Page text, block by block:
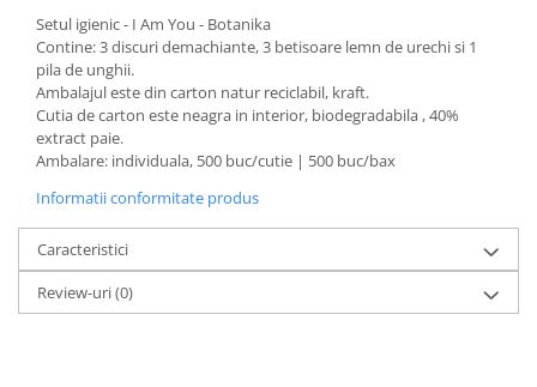
Crema de corp
Sampon si gel de dus
Sapun lichid
Sapun solid
Sapun spuma
Consumabile hartie
Acoperitori toaleta
Cearceaf hartie & cearceaf hartie
Setul igienic - I Am You - Botanika
Contine: 3 discuri demachiante, 3 betisoare lemn de urechi si 1
pila de unghii.
Ambalajul este din carton natur reciclabil, kraft.
Cutia de carton este neagra in interior, biodegradabila , 40%
extract paie.
Ambalare: individuala, 500 buc/cutie | 500 buc/bax
Informatii conformitate produs
Caracteristici
Review-uri(0)